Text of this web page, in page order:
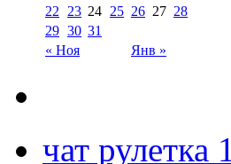
« Ноя Янв »
22
23 24 25 26 27 28
29 30 31
чат рулетка